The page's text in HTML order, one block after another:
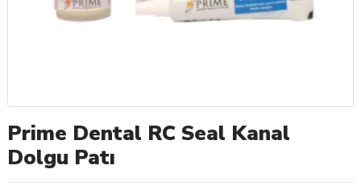
Prime Dental RC Seal Kanal
Dolgu Patı